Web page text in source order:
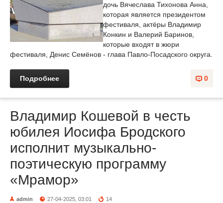
дочь Вячеслава Тихонова Анна,
которая является президентом
фестиваля, актёры Владимир
Конкин и Валерий Баринов,
которые входят в жюри
фестиваля, Денис Семёнов - глава Павло-Посадского округа.
0
Подробнее
Владимир Кошевой в честь
юбилея Иосифа Бродского
исполнит музыкально-
поэтическую программу
«Мрамор»
admin 27-04-2025, 03:01 14